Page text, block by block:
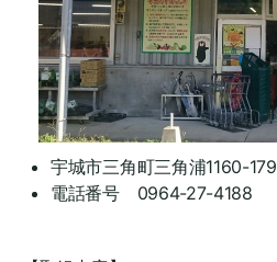
宇城市三角町三角浦1160-179
電話番号 0964-27-4188